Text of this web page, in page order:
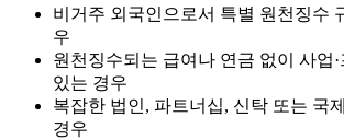
비거주 외국인으로서 특별 원천징수
우
원천징수되는 급여나 연금 없이 사업
있는 경우
복잡한 법인, 파트너십, 신탁 또는 국
경우